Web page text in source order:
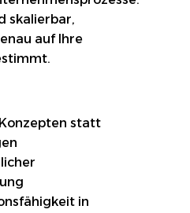
skalierbar,
auf Ihre
statt
in